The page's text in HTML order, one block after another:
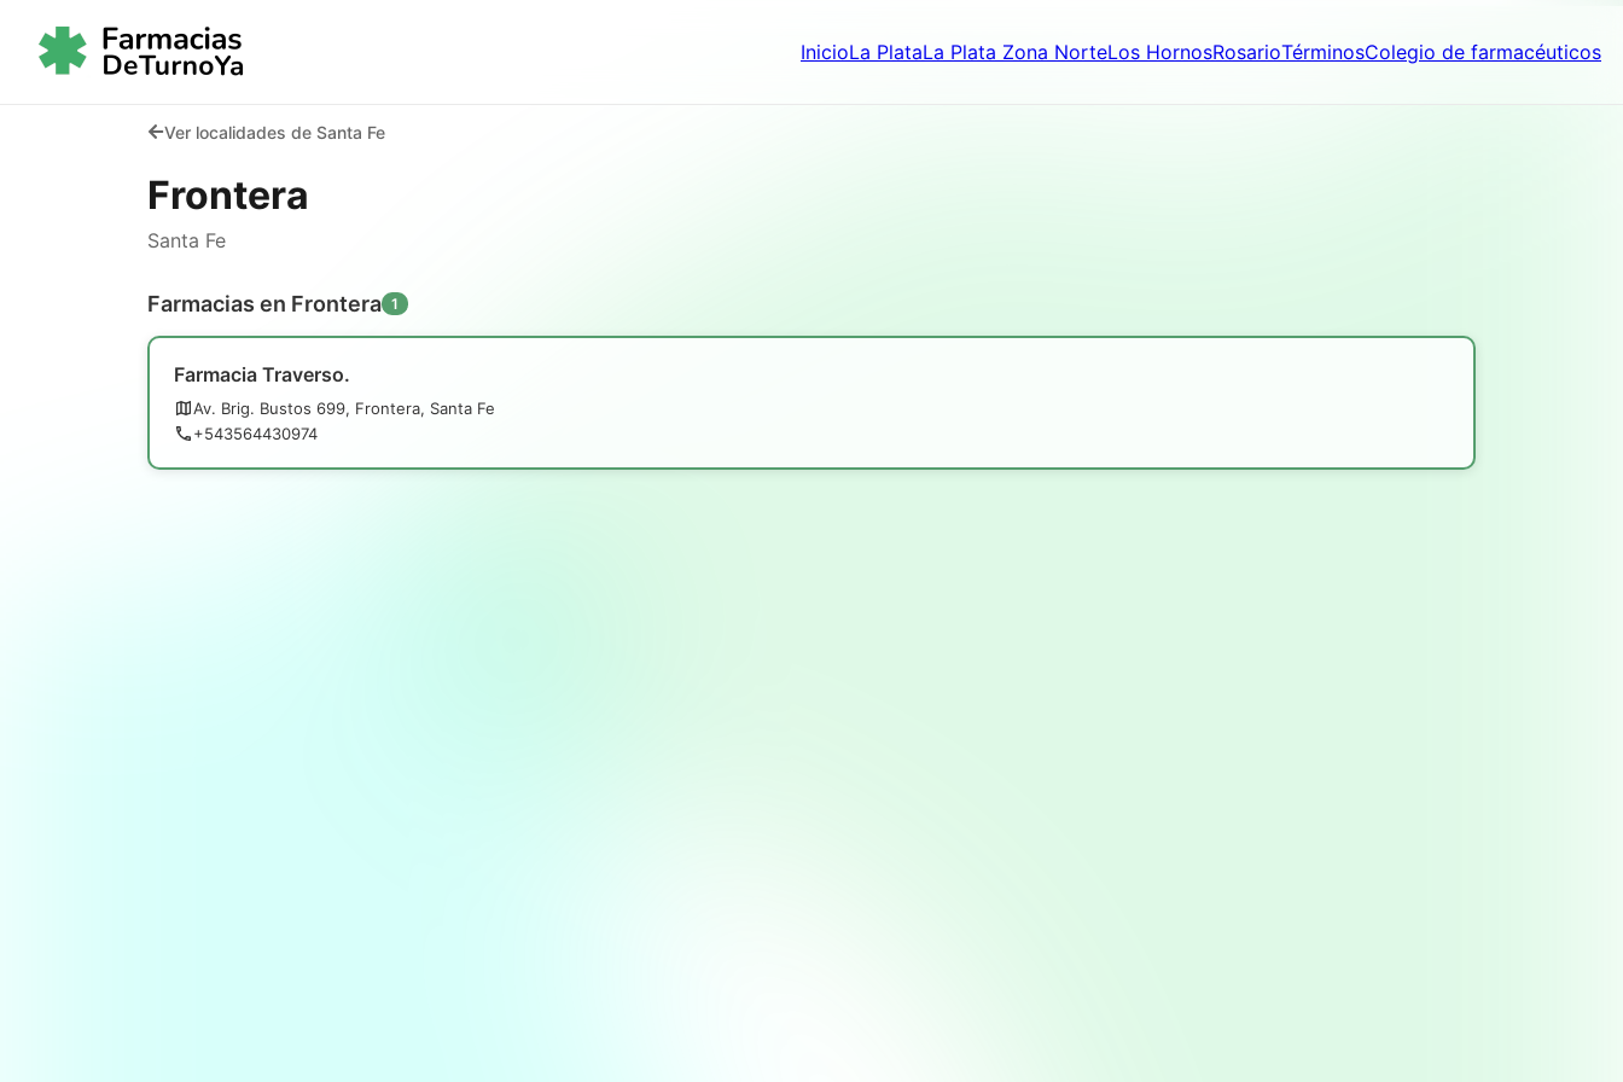
InicioLa PlataLa Plata Zona NorteLos HornosRosarioTérminosColegio de farmacéuticos
Ver localidades de Santa Fe
Frontera
Santa Fe
Farmacias en Frontera 1
Farmacia Traverso.
Av. Brig. Bustos 699, Frontera, Santa Fe
+543564430974